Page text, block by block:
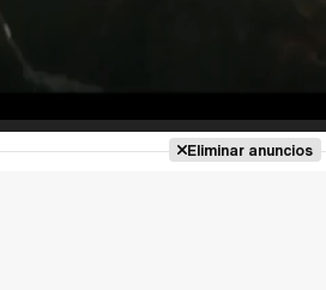
Eliminar anuncios